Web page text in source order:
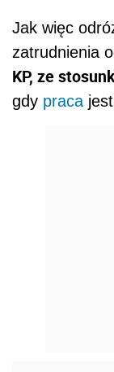
Jak więc
zatrudnienia
KP, ze
gdy praca